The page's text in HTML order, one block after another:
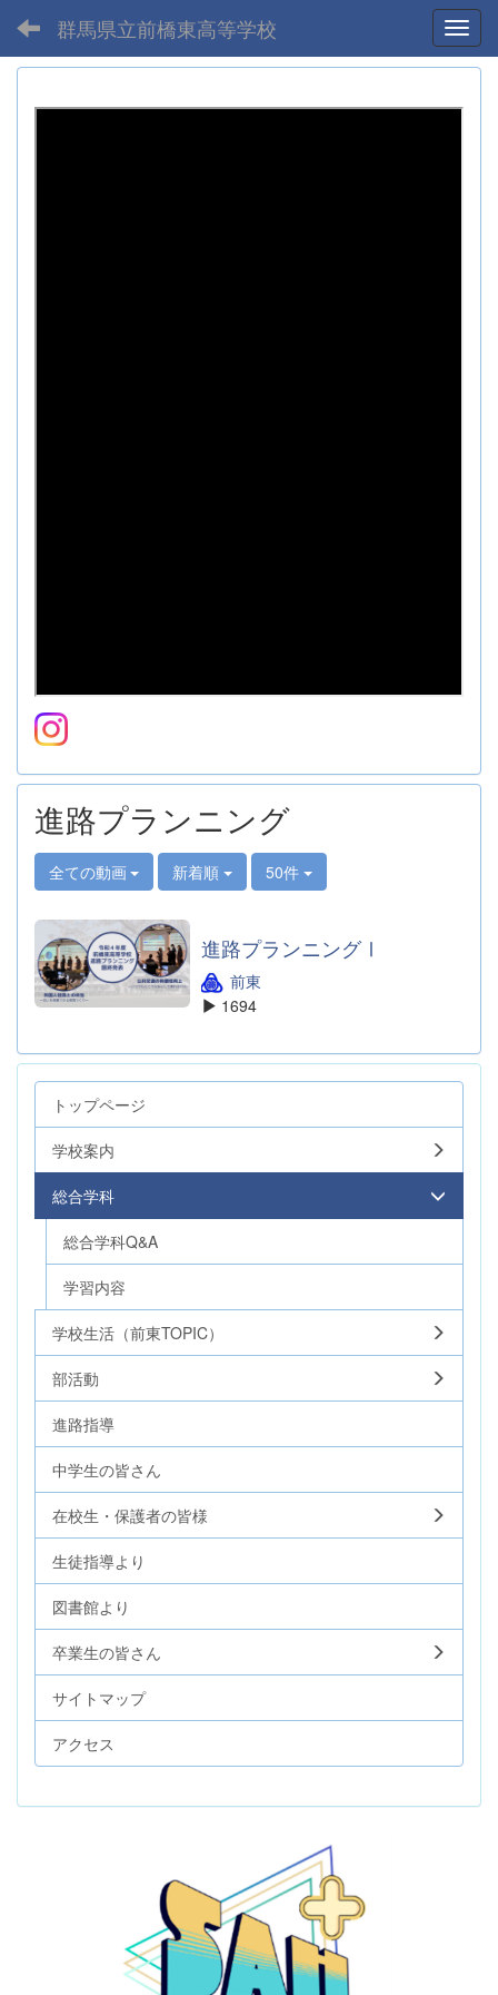
群馬県立前橋東高等学校
進路プランニング
全ての動画 新着順 50件
進路プランニングⅠ
前東
1694
トップページ
学校案内
総合学科
総合学科Q&A
学習内容
学校生活（前東TOPIC）
部活動
進路指導
中学生の皆さん
在校生・保護者の皆様
生徒指導より
図書館より
卒業生の皆さん
サイトマップ
アクセス